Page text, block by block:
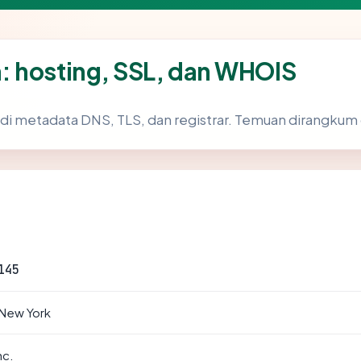
SSL, dan WHOIS
metadata DNS, TLS, dan registrar. Temuan
York